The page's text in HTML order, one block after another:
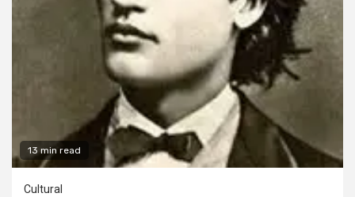
13 min read
Cultural